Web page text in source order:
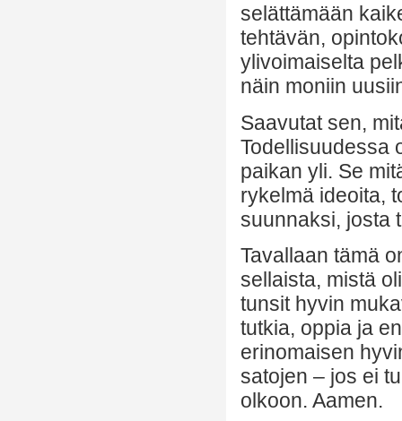
selättämään
tehtävän,
ylivoimaiselta
näin moniin
Saavutat sen,
Todellisuudessa
paikan yli. Se
rykelmä ideoita,
suunnaksi, josta
Tavallaan tämä
sellaista, mistä
tunsit hyvin
tutkia, oppia ja
erinomaisen
satojen – jos ei
olkoon. Aamen.